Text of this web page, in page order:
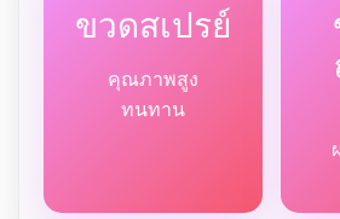
ขวดสเปรย์
คุณภาพสูง
ทนทาน